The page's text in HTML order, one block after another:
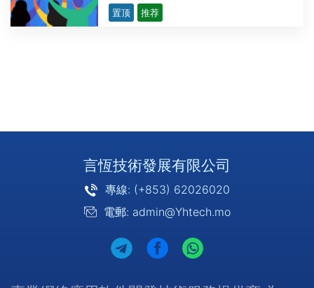
端錢包支付……綫下門市購物購物卡
優惠券手機APP二維碼……支持支付
置顶 推荐
言恆技術發展有限公司
專線: (+853) 62026020
電郵: admin@Yhtech.mo